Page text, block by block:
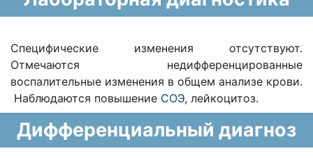
Специфические изменения отсутствуют.
Отмечаются недифференцированные
воспалительные изменения в общем анализе крови.
Наблюдаются повышение СОЭ, лейкоцитоз.
Дифференциальный диагноз